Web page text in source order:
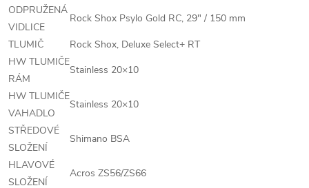
ODPRUŽENÁ
VIDLICE
Rock Shox Psylo Gold RC, 29" / 150 mm
TLUMIČ
Rock Shox, Deluxe Select+ RT
HW TLUMIČE
RÁM
Stainless 20×10
HW TLUMIČE
VAHADLO
Stainless 20×10
STŘEDOVÉ
SLOŽENÍ
Shimano BSA
HLAVOVÉ
SLOŽENÍ
Acros ZS56/ZS66